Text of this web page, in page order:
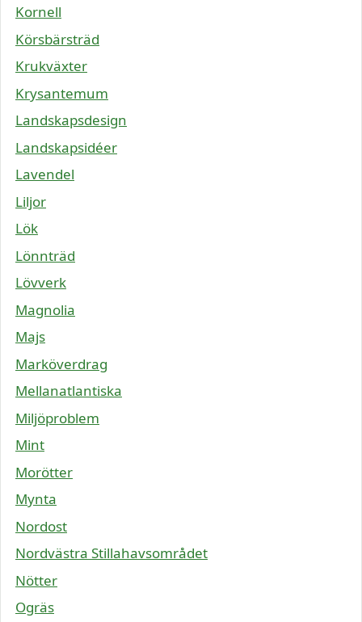
Kornell
Körsbärsträd
Krukväxter
Krysantemum
Landskapsdesign
Landskapsidéer
Lavendel
Liljor
Lök
Lönnträd
Lövverk
Magnolia
Majs
Marköverdrag
Mellanatlantiska
Miljöproblem
Mint
Morötter
Mynta
Nordost
Nordvästra Stillahavsområdet
Nötter
Ogräs